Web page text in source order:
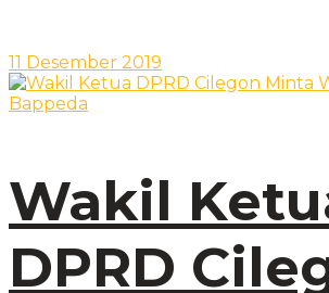
11 Desember 2019
Wakil
DPRD